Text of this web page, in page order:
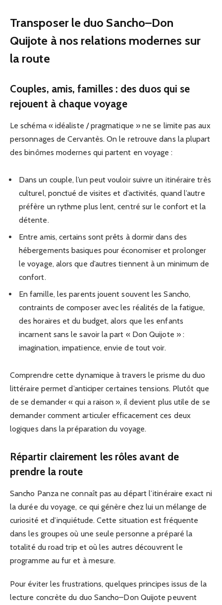
Transposer le duo Sancho–Don
Quijote à nos relations modernes sur
la route
Couples, amis, familles : des duos qui se
rejouent à chaque voyage
Le schéma « idéaliste / pragmatique » ne se limite pas aux
personnages de Cervantès. On le retrouve dans la plupart
des binômes modernes qui partent en voyage :
Dans un couple, l’un peut vouloir suivre un itinéraire très
culturel, ponctué de visites et d’activités, quand l’autre
préfère un rythme plus lent, centré sur le confort et la
détente.
Entre amis, certains sont prêts à dormir dans des
hébergements basiques pour économiser et prolonger
le voyage, alors que d’autres tiennent à un minimum de
confort.
En famille, les parents jouent souvent les Sancho,
contraints de composer avec les réalités de la fatigue,
des horaires et du budget, alors que les enfants
incarnent sans le savoir la part « Don Quijote » :
imagination, impatience, envie de tout voir.
Comprendre cette dynamique à travers le prisme du duo
littéraire permet d’anticiper certaines tensions. Plutôt que
de se demander « qui a raison », il devient plus utile de se
demander comment articuler efficacement ces deux
logiques dans la préparation du voyage.
Répartir clairement les rôles avant de
prendre la route
Sancho Panza ne connaît pas au départ l’itinéraire exact ni
la durée du voyage, ce qui génère chez lui un mélange de
curiosité et d’inquiétude. Cette situation est fréquente
dans les groupes où une seule personne a préparé la
totalité du road trip et où les autres découvrent le
programme au fur et à mesure.
Pour éviter les frustrations, quelques principes issus de la
lecture concrète du duo Sancho–Don Quijote peuvent